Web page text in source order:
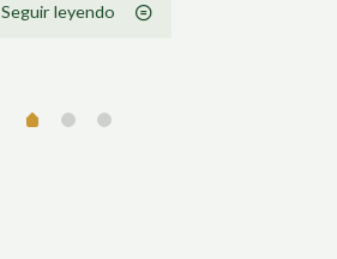
Seguir leyendo